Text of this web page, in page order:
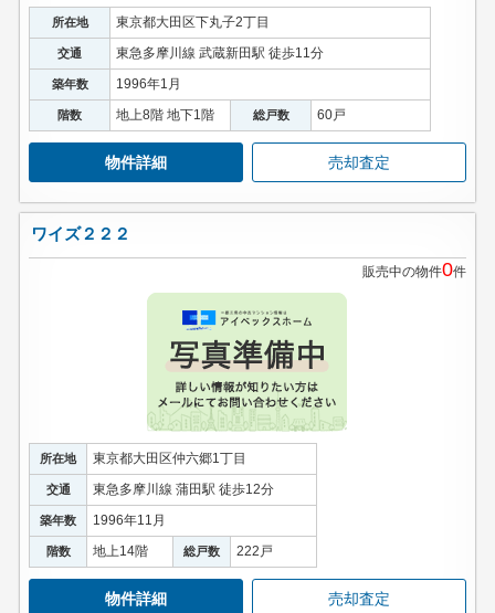
所在地 東京都大田区下丸子2丁目
交通 東急多摩川線 武蔵新田駅 徒歩11分
築年数 1996年1月
階数 地上8階 地下1階 総戸数 60戸
物件詳細 売却査定
ワイズ２２２
販売中の物件0件
所在地 東京都大田区仲六郷1丁目
交通 東急多摩川線 蒲田駅 徒歩12分
築年数 1996年11月
階数 地上14階 総戸数 222戸
物件詳細 売却査定